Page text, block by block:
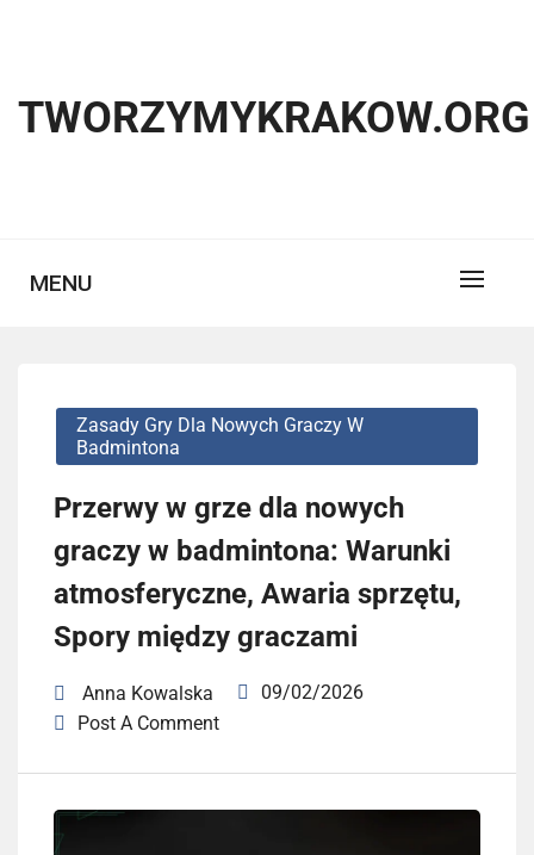
TWORZYMYKRAKOW.ORG
MENU
Zasady Gry Dla Nowych Graczy W
Badmintona
Przerwy w grze dla nowych
graczy w badmintona: Warunki
atmosferyczne, Awaria sprzętu,
Spory między graczami
Anna Kowalska
09/02/2026
Post A Comment